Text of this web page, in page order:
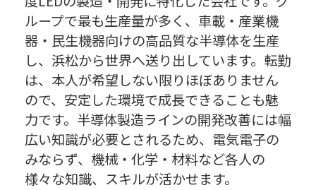
ループで最も生産量が多く、車載・産業機
器・民生機器向けの高品質な半導体を生産
し、浜松から世界へ送り出しています。転勤
は、本人が希望しない限りほぼありません
ので、安定した環境で成長できることも魅
力です。半導体製造ラインの開発改善には幅
広い知識が必要とされるため、電気電子の
みならず、機械・化学・材料など各人の
様々な知識、スキルが活かせます。